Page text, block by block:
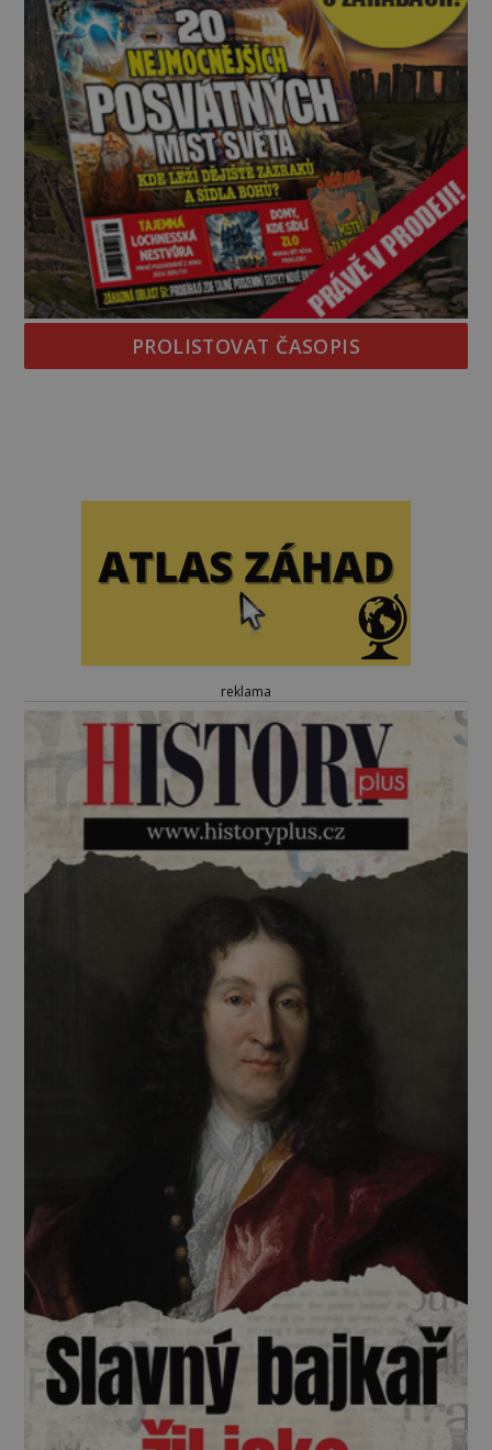
PROLISTOVAT ČASOPIS
reklama